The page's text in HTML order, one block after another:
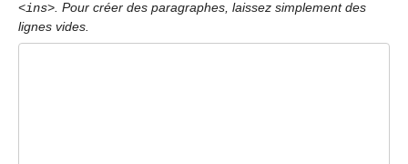
<ins>. Pour créer des paragraphes, laissez simplement des
lignes vides.